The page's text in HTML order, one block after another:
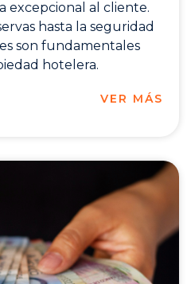
excepcional al cliente.
hasta la seguridad
son fundamentales
hotelera.
VER MÁS